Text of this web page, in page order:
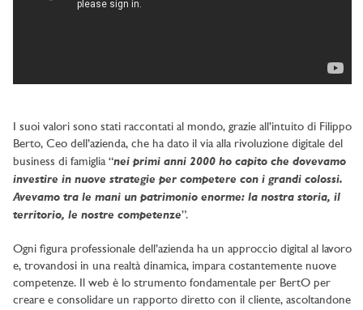
I suoi valori sono stati raccontati al mondo, grazie all’intuito di Filippo
Berto, Ceo dell’azienda, che ha dato il via alla rivoluzione digitale del
business di famiglia “nei primi anni 2000 ho capito che dovevamo
investire in nuove strategie per competere con i grandi colossi.
Avevamo tra le mani un patrimonio enorme: la nostra storia, il
territorio, le nostre competenze”.
Ogni figura professionale dell’azienda ha un approccio digital al lavoro
e, trovandosi in una realtà dinamica, impara costantemente nuove
competenze. Il web è lo strumento fondamentale per BertO per
creare e consolidare un rapporto diretto con il cliente, ascoltandone